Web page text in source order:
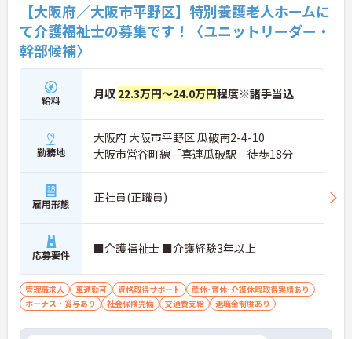
【大阪府／大阪市平野区】特別養護老人ホームに
て介護福祉士の募集です！〈ユニットリーダー・
幹部候補〉
給料 月収 22.3万円～24.0万円程度※諸手当込
勤務地
大阪府 大阪市平野区 瓜破南2-4-10
大阪市営谷町線「喜連瓜破駅」徒歩18分
雇用形態 正社員(正職員)
応募要件 ■介護福祉士 ■介護経験3年以上
管理職求人 車通勤可 資格取得サポート
産休･育休･介護休暇取得実績あり
ボーナス・賞与あり
社会保険完備 交通費支給 退職金制度あり